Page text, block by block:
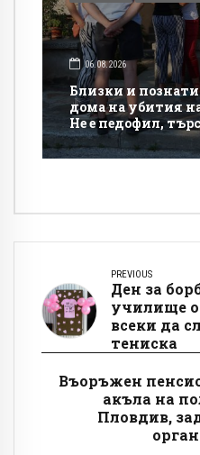
06.08.2026
Близки и познати
дома на убития
Не е педофил,
PREVIOUS
Ден за
училище
всеки да
тениска
Въоръжен
акъла на
Пловдив,